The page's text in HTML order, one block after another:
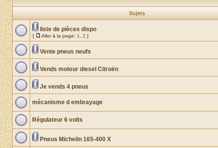
Sujets
liste de pièces dispo
[ Aller à la page: 1 2 ]
Vente pneus neufs
Vends moteur diesel Citroën
Je vends 4 pneus
mécanisme d embrayage
Régulateur 6 volts
Pneus Michelin 165-400 X